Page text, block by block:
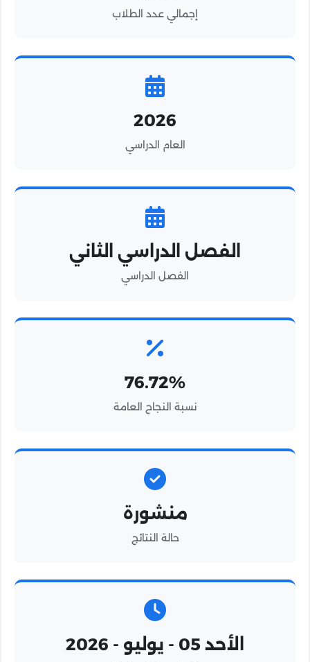
إجمالي عدد الطلاب
2026
العام الدراسي
الفصل الدراسي الثاني
الفصل الدراسي
76.72%
نسبة النجاح العامة
منشورة
حالة النتائج
الأحد 05 - يوليو - 2026